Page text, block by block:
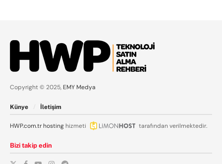
Copyright © 2025, EMY Medya
Künye İletişim
HWP.com.trhosting hizmeti tarafından verilmektedir.
Bizi takip edin